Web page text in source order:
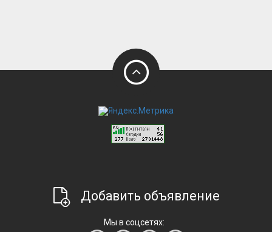
Добавить объявление
Мы в соцсетях: